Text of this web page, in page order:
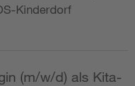
Kinderdorf
(m/w/d) als Kita-